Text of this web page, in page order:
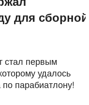
для сборной
стал первым
удалось
парабиатлону!